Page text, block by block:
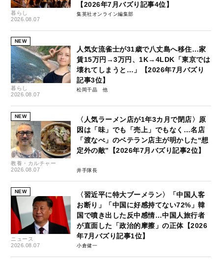
暮らし
2026.08.07
【2026年7月バズり記事4位】
集英社オンライン編集部
NEW
暮らし
2026.08.07
人気女流雀士が31歳で八丈島へ移住…家
賃15万円→3万円、1K→4LDK「東京では
壊れてしまうと…」【2026年7月バズり
記事3位】
松岡千晶
NEW
教養・カルチャー
2026.08.07
〈人気ラーメン店が1年3カ月で閉店〉原
因は「味」でも「売上」でもなく…名店
「渡なべ」のベテラン店主が明かした“想
定外の敵”【2026年7月バズり記事2位】
井手隊長
NEW
ニュース
2026.08.07
〈習近平に特大ブーメラン〉「中国人客
お断り」「中国に好感持てない72%」韓
国で噴き出した反中感情…中国人旅行者
が直面した「政治的摩擦」の正体【2026
年7月バズり記事1位】
小倉健一